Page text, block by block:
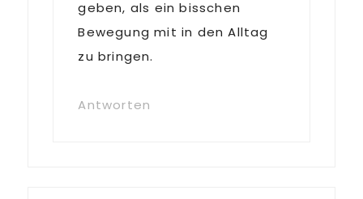
geben, als ein bisschen
Bewegung mit in den Alltag
zu bringen.
Antworten